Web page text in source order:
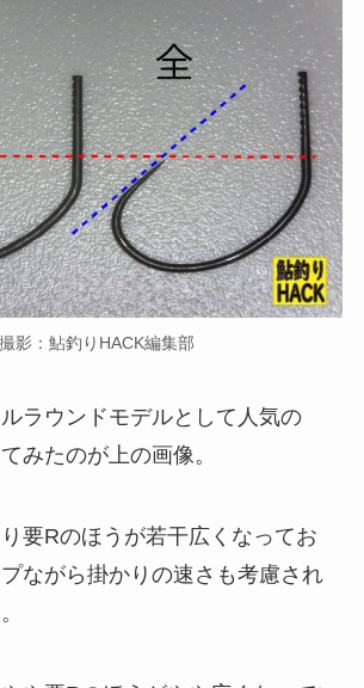
撮影：鮎釣りHACK編集部
ラウンドモデルとして人気の
みたのが上の画像。
要Rのほうが若干広くなってお
ながら掛かりの速さも考慮され